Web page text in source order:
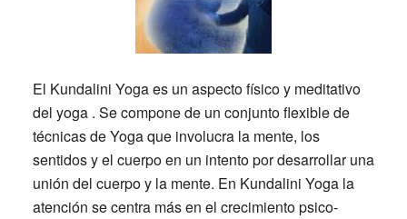
El Kundalini Yoga es un aspecto físico y meditativo
del yoga . Se compone de un conjunto flexible de
técnicas de Yoga que involucra la mente, los
sentidos y el cuerpo en un intento por desarrollar una
unión del cuerpo y la mente. En Kundalini Yoga la
atención se centra más en el crecimiento psico-